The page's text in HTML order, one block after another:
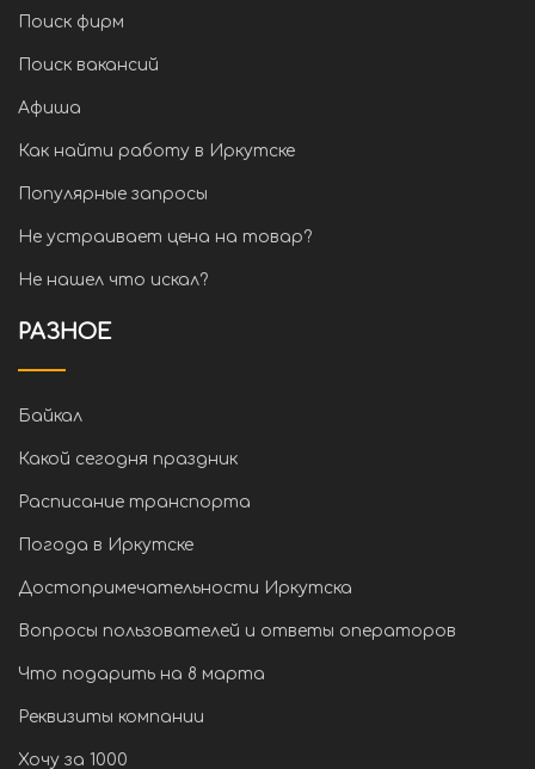
Поиск фирм
Поиск вакансий
Афиша
Как найти работу в Иркутске
Популярные запросы
Не устраивает цена на товар?
Не нашел что искал?
РАЗНОЕ
Байкал
Какой сегодня праздник
Расписание транспорта
Погода в Иркутске
Достопримечательности Иркутска
Вопросы пользователей и ответы операторов
Что подарить на 8 марта
Реквизиты компании
Хочу за 1000